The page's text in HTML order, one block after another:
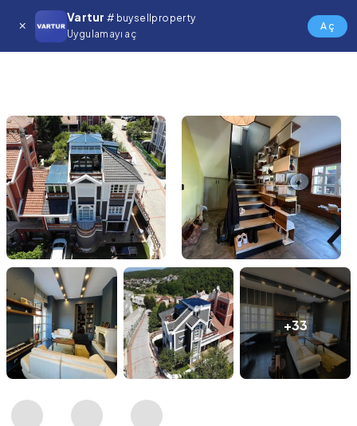
Vartur # buysellproperty
Uygulamayı aç
Aç
+33